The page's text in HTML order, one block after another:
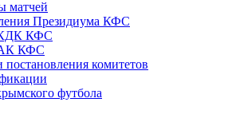
матчей
Президиума КФС
КФС
КФС
комитетов
футбола